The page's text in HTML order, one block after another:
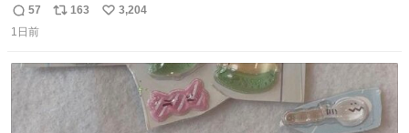
未開封品 かなり前に楽天だかで買った多分未使用のデモ機
で-が出るのだと思うんだよね ヤフオクで売れてない190万
本初のモデルではあるけど´д` ; #Apple #iPhone3G
返
信
57
リ
ト
数
163
い
3,204
1日前